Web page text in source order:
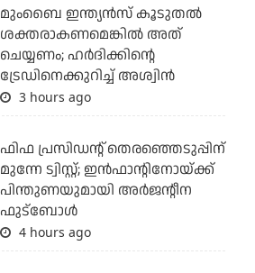
മുംബൈ ഇന്ത്യന്‍സ് കൂടുതല്‍
ശക്തരാകണമെങ്കില്‍ അത്
ചെയ്യണം; ഹര്‍ദിക്കിന്റെ
ട്രേഡിനെക്കുറിച്ച് അശ്വിന്‍
3 hours ago
ഫിഫ പ്രസിഡന്റ് തെരഞ്ഞെടുപ്പിന്
മുന്നേ ട്വിസ്റ്റ്; ഇന്‍ഫാന്റിനോയ്ക്ക്
പിന്തുണയുമായി അര്‍ജന്റീന
ഫുട്‌ബോള്‍
4 hours ago